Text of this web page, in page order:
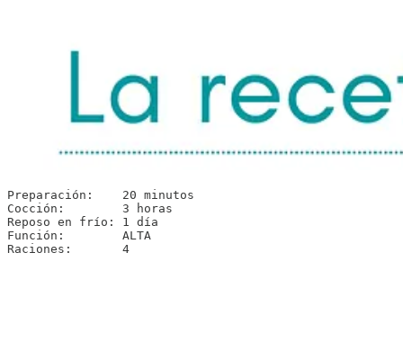
Preparación:    20 minutos
Cocción:        3 horas
Reposo en frío: 1 día
Función:        ALTA
Raciones:       4